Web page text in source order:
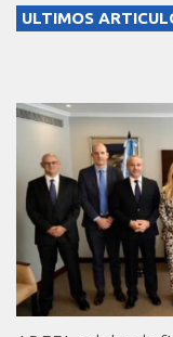
ULTIMOS